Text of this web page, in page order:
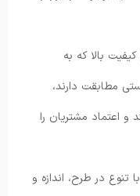
کیفیت بالا که به
مطابقت دارند،
و اعتماد مشتریان را
تنوع در طرح، اندازه و